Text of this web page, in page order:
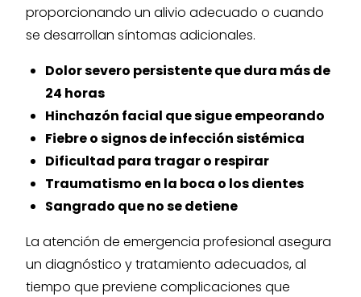
proporcionando un alivio adecuado o cuando
se desarrollan síntomas adicionales.
Dolor severo persistente que dura más de
24 horas
Hinchazón facial que sigue empeorando
Fiebre o signos de infección sistémica
Dificultad para tragar o respirar
Traumatismo en la boca o los dientes
Sangrado que no se detiene
La atención de emergencia profesional asegura
un diagnóstico y tratamiento adecuados, al
tiempo que previene complicaciones que